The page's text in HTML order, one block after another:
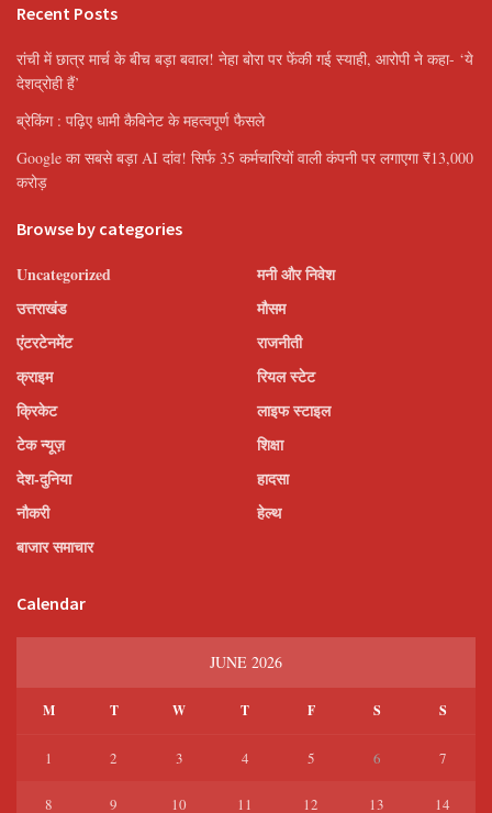
Recent Posts
रांची में छात्र मार्च के बीच बड़ा बवाल! नेहा बोरा पर फेंकी गई स्याही, आरोपी ने कहा- ‘ये
देशद्रोही हैं’
ब्रेकिंग : पढ़िए धामी कैबिनेट के महत्वपूर्ण फैसले
Google का सबसे बड़ा AI दांव! सिर्फ 35 कर्मचारियों वाली कंपनी पर लगाएगा ₹13,000
करोड़
Browse by categories
Uncategorized
उत्तराखंड
एंटरटेनमेंट
क्राइम
क्रिकेट
टेक न्यूज़
देश-दुनिया
नौकरी
बाजार समाचार
मनी और निवेश
मौसम
राजनीती
रियल स्टेट
लाइफ स्टाइल
शिक्षा
हादसा
हेल्थ
Calendar
JUNE 2026
M T W T F S S
1 2 3 4 5 6 7
8 9 10 11 12 13 14